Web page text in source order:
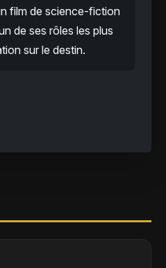
film de science-fiction
de ses rôles les plus
sur le destin.